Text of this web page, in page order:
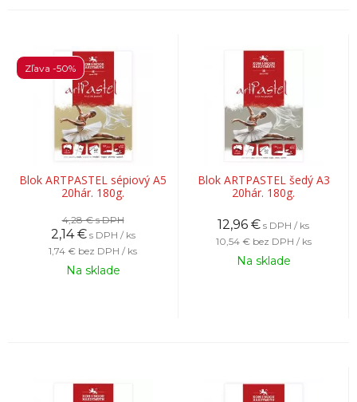
Blok ARTPASTEL sépiový A5
20hár. 180g.
Zľava -50%
4,28 €s DPH
2,14 € s DPH / ks
1,74 € bez DPH / ks
Na sklade
Blok ARTPASTEL šedý A3
20hár. 180g.
12,96 € s DPH / ks
10,54 € bez DPH / ks
Na sklade